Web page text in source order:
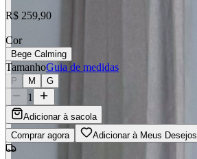
R$ 259,90
Cor
Bege Calming
TamanhoGuia de medidas
P M G
1
Adicionar à sacola
Comprar agora
Adicionar à Meus Desejos